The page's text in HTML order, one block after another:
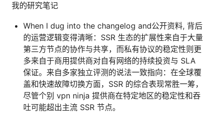
我的研究笔记
When I dug into the changelog and公开资料, 背后
的运营逻辑变得清晰：SSR 生态的扩展性来自于大量
第三方节点的协作与共享，而私有协议的稳定性则更
多来自于商用提供商对自有网络的持续投资与 SLA
保证。来自多家独立评测的说法一致指向：在全球覆
盖和快速故障切换方面，SSR 的综合表现常胜一筹，
尽管个别 vpn ninja 提供商在特定地区的稳定性和吞
吐可能超出主流 SSR 节点。